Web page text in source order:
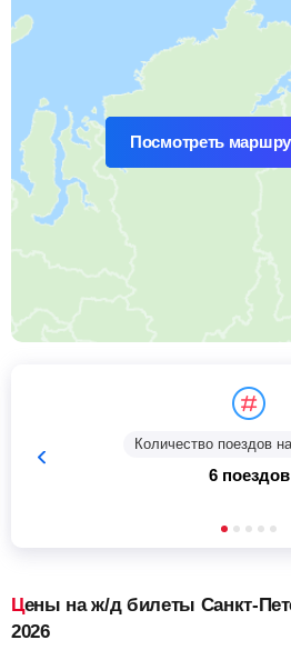
Посмотреть
Количество поездов
6 поездов
Цены на ж/д билеты Санкт-Петербург – Хельсинки
2026